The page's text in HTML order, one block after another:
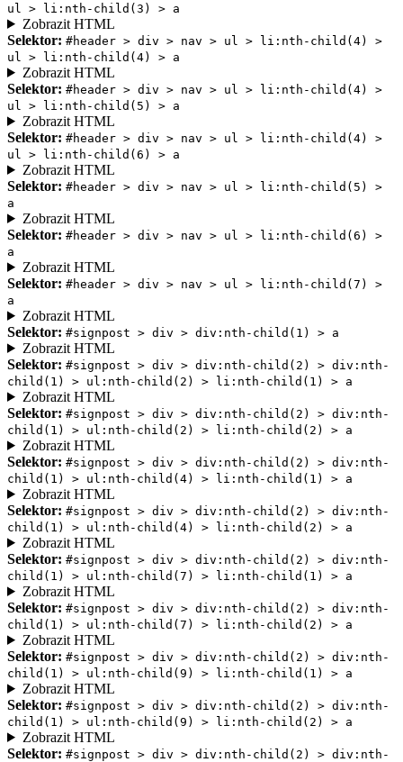
ul > li:nth-child(3) > a
Zobrazit HTML
Selektor: #header > div > nav > ul > li:nth-child(4) >
ul > li:nth-child(4) > a
Zobrazit HTML
Selektor: #header > div > nav > ul > li:nth-child(4) >
ul > li:nth-child(5) > a
Zobrazit HTML
Selektor: #header > div > nav > ul > li:nth-child(4) >
ul > li:nth-child(6) > a
Zobrazit HTML
Selektor: #header > div > nav > ul > li:nth-child(5) >
a
Zobrazit HTML
Selektor: #header > div > nav > ul > li:nth-child(6) >
a
Zobrazit HTML
Selektor: #header > div > nav > ul > li:nth-child(7) >
a
Zobrazit HTML
Selektor: #signpost > div > div:nth-child(1) > a
Zobrazit HTML
Selektor: #signpost > div > div:nth-child(2) > div:nth-
child(1) > ul:nth-child(2) > li:nth-child(1) > a
Zobrazit HTML
Selektor: #signpost > div > div:nth-child(2) > div:nth-
child(1) > ul:nth-child(2) > li:nth-child(2) > a
Zobrazit HTML
Selektor: #signpost > div > div:nth-child(2) > div:nth-
child(1) > ul:nth-child(4) > li:nth-child(1) > a
Zobrazit HTML
Selektor: #signpost > div > div:nth-child(2) > div:nth-
child(1) > ul:nth-child(4) > li:nth-child(2) > a
Zobrazit HTML
Selektor: #signpost > div > div:nth-child(2) > div:nth-
child(1) > ul:nth-child(7) > li:nth-child(1) > a
Zobrazit HTML
Selektor: #signpost > div > div:nth-child(2) > div:nth-
child(1) > ul:nth-child(7) > li:nth-child(2) > a
Zobrazit HTML
Selektor: #signpost > div > div:nth-child(2) > div:nth-
child(1) > ul:nth-child(9) > li:nth-child(1) > a
Zobrazit HTML
Selektor: #signpost > div > div:nth-child(2) > div:nth-
child(1) > ul:nth-child(9) > li:nth-child(2) > a
Zobrazit HTML
Selektor: #signpost > div > div:nth-child(2) > div:nth-